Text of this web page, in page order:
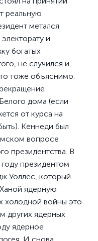
реальную
метался
и
богатых
не случился и
тоже объяснимо:
дома (если
от курса на
Кеннеди был
вопросе
президентства. В
президентом
Уоллес, который
ядерную
холодной войны это
других ядерных
ядерное